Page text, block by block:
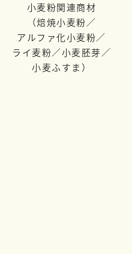
小麦粉関連商材
（焙焼小麦粉／
アルファ化小麦粉／
ライ麦粉／小麦胚芽／
小麦ふすま）